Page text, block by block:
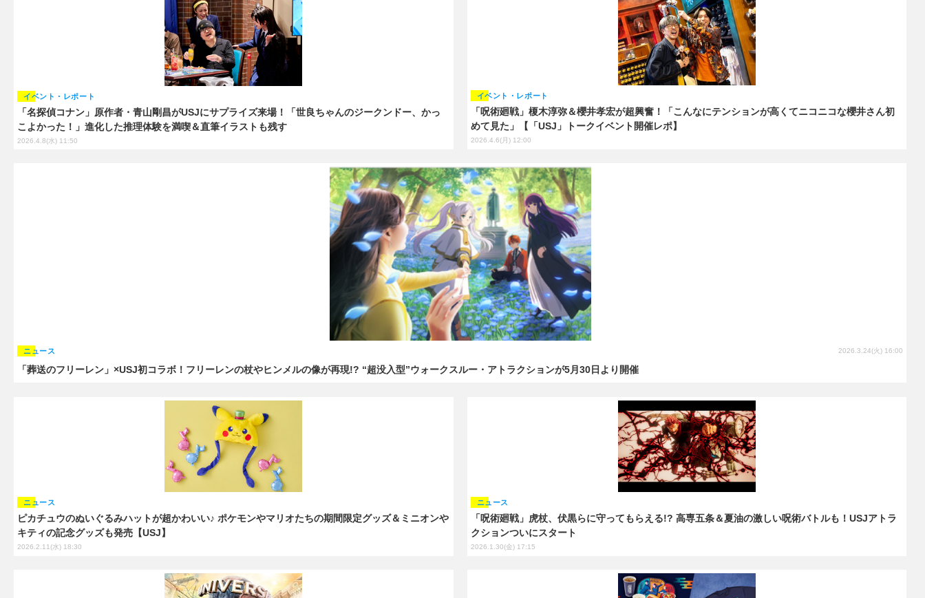
「名探偵コナン」原作者・青山剛昌がUSJにサプライズ来場！「世良ちゃんのジークンドー、かっ
こよかった！」進化した推理体験を満喫＆直筆イラストも残す
イベント・レポート
2026.4.8(水) 11:50
「呪術廻戦」榎木淳弥＆櫻井孝宏が超興奮！「こんなにテンションが高くてニコニコな櫻井さん初
めて見た」【「USJ」トークイベント開催レポ】
イベント・レポート
2026.4.6(月) 12:00
「葬送のフリーレン」×USJ初コラボ！フリーレンの杖やヒンメルの像が再現!? “超没入型”ウォークスルー・アトラクションが5月30日より開催
ニュース 2026.3.24(火) 16:00
ピカチュウのぬいぐるみハットが超かわいい♪ ポケモンやマリオたちの期間限定グッズ＆ミニオンや
キティの記念グッズも発売【USJ】
ニュース
2026.2.11(水) 18:30
「呪術廻戦」虎杖、伏黒らに守ってもらえる!? 高専五条＆夏油の激しい呪術バトルも！USJアトラ
クションついにスタート
ニュース
2026.1.30(金) 17:15